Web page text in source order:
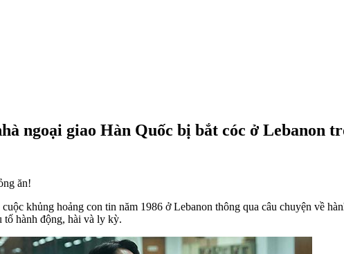
ngoại giao Hàn Quốc bị bắt cóc ở Lebanon
ăn!
khủng hoảng con tin năm 1986 ở Lebanon thông qua câu chuyện về
tố hành động, hài và ly kỳ.